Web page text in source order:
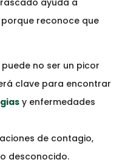
reconoce que
no ser un picor
clave para encontrar
y enfermedades
de contagio,
desconocido.